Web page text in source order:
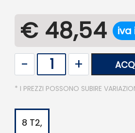
€ 48,54 iva
* I PREZZI POSSONO SUBIRE
8 T2,